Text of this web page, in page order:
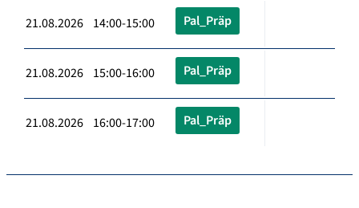
21.08.2026 14:00-15:00 Pal_Präp
21.08.2026 15:00-16:00 Pal_Präp
21.08.2026 16:00-17:00 Pal_Präp